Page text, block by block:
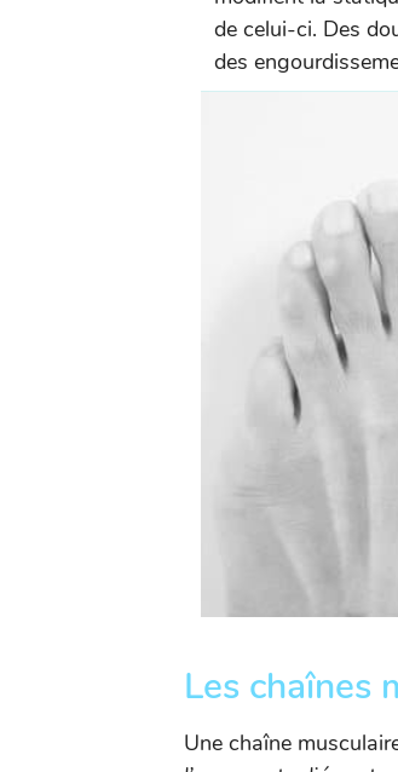
de celui-ci. Des
des
Les chaînes
Une chaîne